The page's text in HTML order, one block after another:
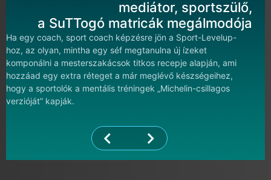
mediátor, sportszülő,
a SuTTogó matricák megálmodója
Ha egy coach, sport coach képzésre jön a Sport-Levelup-
hoz, az olyan, mintha egy séf megtanulna új ízeket
komponálni a mesterszakácsok titkos recepje alapján, ami
hozzáad egy extra réteget a már meglévő készségeihez,
hogy a sportolók a mentális tréningek „Michelin-csillagos
verzióját” kapják.